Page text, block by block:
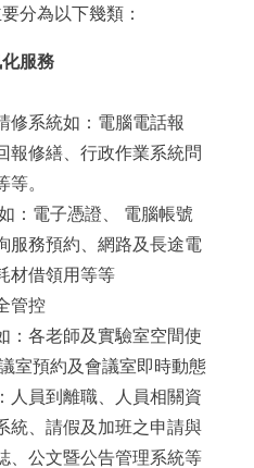
分為以下幾類：
服務
修系統如：電腦電話報
報修繕、行政作業系統問
等。
：電子憑證、 電腦帳號
服務預約、網路及長途電
材借領用等等
管控
：各老師及實驗室空間使
室預約及會議室即時動態
人員到離職、人員相關資
統、請假及加班之申請與
、公文暨公告管理系統等